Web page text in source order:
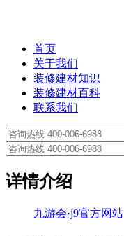
首页
关于我们
装修建材知识
装修建材百科
联系我们
详情介绍
九游会·j9官方网站